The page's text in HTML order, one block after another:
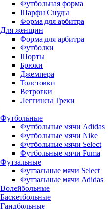
Футбольная форма
Шарфы|Снуды
Форма для арбитра
Для женщин
Форма для арбитра
Футболки
Шорты
Брюки
Джемпера
Толстовки
Ветровки
Леггинсы|Треки
Футбольные
Футбольные мячи Adidas
Футбольные мячи Nike
Футбольные мячи Select
Футбольные мячи Puma
Футзальные
Футзальные мячи Select
Футзальные мячи Adidas
Волейбольные
Баскетбольные
Гандбольные